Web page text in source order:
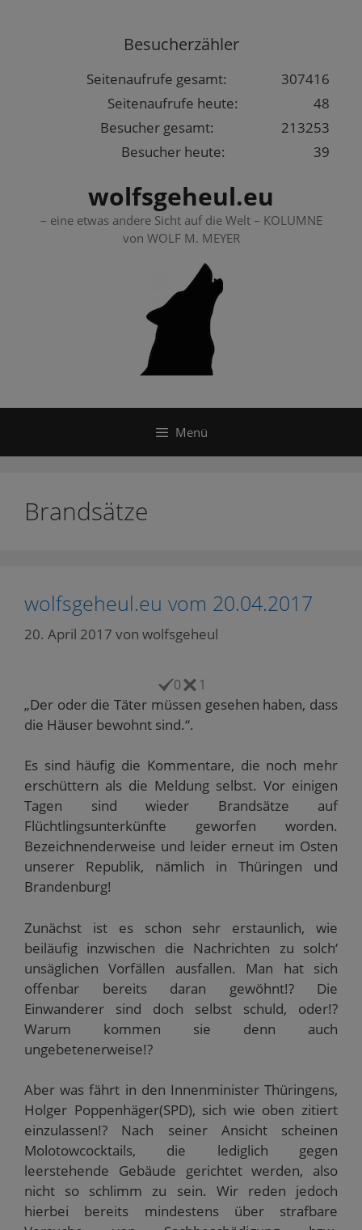
Besucherzähler
307416
Seitenaufrufe gesamt:
48
Seitenaufrufe heute:
213253
Besucher gesamt:
39
Besucher heute:
wolfsgeheul.eu
– eine etwas andere Sicht auf die Welt – KOLUMNE
von WOLF M. MEYER
Menü
Brandsätze
wolfsgeheul.eu vom 20.04.2017
20. April 2017 von wolfsgeheul
0 1
„Der oder die Täter müssen gesehen haben, dass
die Häuser bewohnt sind.“.
Es sind häufig die Kommentare, die noch mehr
erschüttern als die Meldung selbst. Vor einigen
Tagen sind wieder Brandsätze auf
Flüchtlingsunterkünfte geworfen worden.
Bezeichnenderweise und leider erneut im Osten
unserer Republik, nämlich in Thüringen und
Brandenburg!
Zunächst ist es schon sehr erstaunlich, wie
beiläufig inzwischen die Nachrichten zu solch‘
unsäglichen Vorfällen ausfallen. Man hat sich
offenbar bereits daran gewöhnt!? Die
Einwanderer sind doch selbst schuld, oder!?
Warum kommen sie denn auch
ungebetenerweise!?
Aber was fährt in den Innenminister Thüringens,
Holger Poppenhäger(SPD), sich wie oben zitiert
einzulassen!? Nach seiner Ansicht scheinen
Molotowcocktails, die lediglich gegen
leerstehende Gebäude gerichtet werden, also
nicht so schlimm zu sein. Wir reden jedoch
hierbei bereits mindestens über strafbare